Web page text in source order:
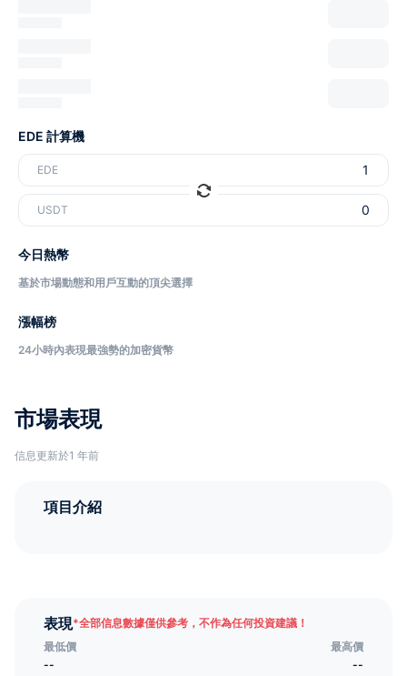
市場表現
信息更新於1 年前
項目介紹
表現*全部信息數據僅供參考，不作為任何投資建議！
最低價
最高價
--
--
EDE 計算機
EDE
USDT
今日熱幣
基於市場動態和用戶互動的頂尖選擇
漲幅榜
24小時內表現最強勢的加密貨幣